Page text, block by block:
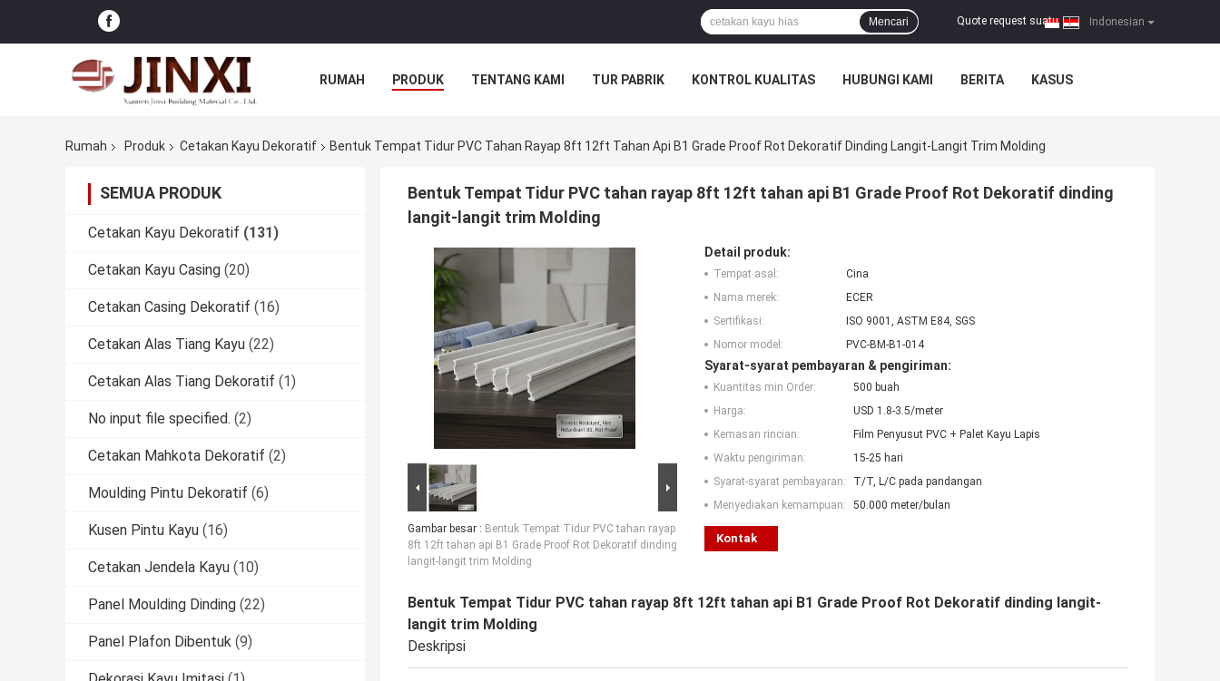
Indonesian
Quote request suatu |
Mencari
RUMAH PRODUK TENTANG KAMI TUR PABRIK KONTROL KUALITAS HUBUNGI KAMI BERITA KASUS
Rumah Produk Cetakan Kayu Dekoratif Bentuk Tempat Tidur PVC Tahan Rayap 8ft 12ft Tahan Api B1 Grade Proof Rot Dekoratif Dinding Langit-Langit Trim Molding
SEMUA PRODUK
Cetakan Kayu Dekoratif (131)
Cetakan Kayu Casing (20)
Cetakan Casing Dekoratif (16)
Cetakan Alas Tiang Kayu (22)
Cetakan Alas Tiang Dekoratif (1)
No input file specified. (2)
Cetakan Mahkota Dekoratif (2)
Moulding Pintu Dekoratif (6)
Kusen Pintu Kayu (16)
Cetakan Jendela Kayu (10)
Panel Moulding Dinding (22)
Panel Plafon Dibentuk (9)
Bentuk Tempat Tidur PVC tahan rayap 8ft 12ft tahan api B1 Grade Proof Rot Dekoratif dinding
langit-langit trim Molding
Gambar besar : Bentuk Tempat Tidur PVC tahan rayap
8ft 12ft tahan api B1 Grade Proof Rot Dekoratif dinding
langit-langit trim Molding
Detail produk:
Tempat asal:
Cina
Nama merek:
ECER
Sertifikasi:
ISO 9001, ASTM E84, SGS
Nomor model:
PVC-BM-B1-014
Syarat-syarat pembayaran & pengiriman:
Kuantitas min Order:
500 buah
Harga:
USD 1.8-3.5/meter
Kemasan rincian:
Film Penyusut PVC + Palet Kayu Lapis
Waktu pengiriman:
15-25 hari
Syarat-syarat pembayaran:
T/T, L/C pada pandangan
Menyediakan kemampuan:
50.000 meter/bulan
Kontak
Bentuk Tempat Tidur PVC tahan rayap 8ft 12ft tahan api B1 Grade Proof Rot Dekoratif dinding langit-
langit trim Molding
Deskripsi